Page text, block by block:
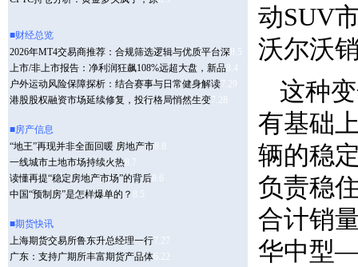
动SUV
沃尔沃
这种
有基础
辆的稳
负责稳
合计销
华中型—